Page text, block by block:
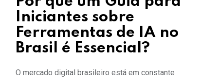
Iniciantes sobre
Ferramentas de IA no
Brasil é Essencial?
O mercado digital brasileiro está em constante